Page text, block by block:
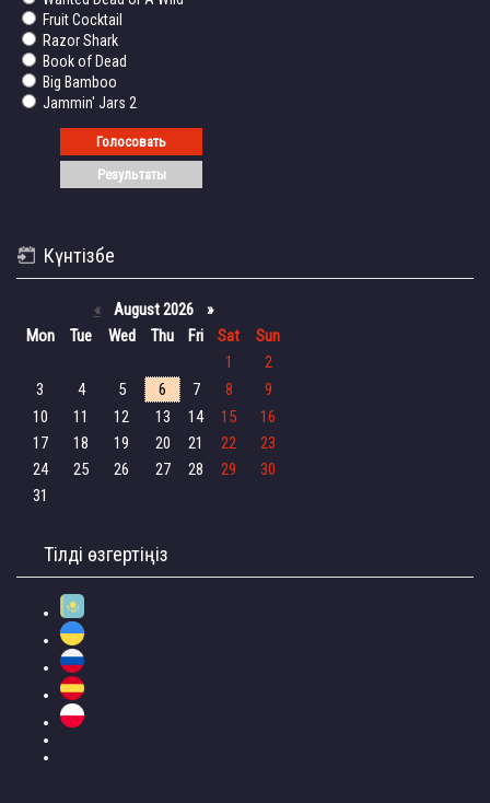
Fruit Cocktail
Razor Shark
Book of Dead
Big Bamboo
Jammin' Jars 2
Күнтізбе
«August 2026 »
Mon
Tue Wed Thu Fri Sat
Sun
1
2
3
4 5 6 7 8
9
10
11 12 13 14 15
16
17
18 19 20 21 22
23
24
25 26 27 28 29
30
31
Тілді өзгертіңіз